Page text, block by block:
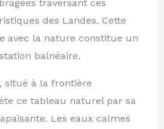
traversant ces
des Landes. Cette
avec la nature constitue un
balnéaire.
situé à la frontière
ce tableau naturel par sa
Les eaux calmes